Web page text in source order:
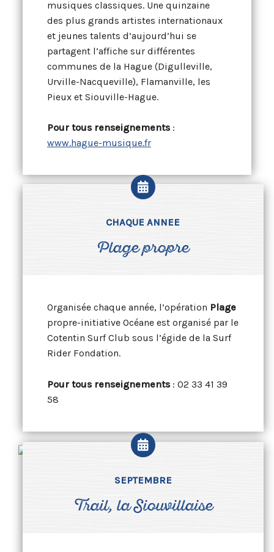
musiques classiques. Une quinzaine
des plus grands artistes internationaux
et jeunes talents d’aujourd’hui se
partagent l’affiche sur différentes
communes de la Hague (Digulleville,
Urville-Nacqueville), Flamanville, les
Pieux et Siouville-Hague.
Pour tous renseignements:
www.hague-musique.fr
CHAQUE ANNEE
Plage propre
Organisée chaque année, l’opération Plage
propre-initiative Océane est organisé par le
Cotentin Surf Club sous l’égide de la Surf
Rider Fondation.
Pour tous renseignements: 02 33 41 39
58
SEPTEMBRE
Trail, la Siouvillaise